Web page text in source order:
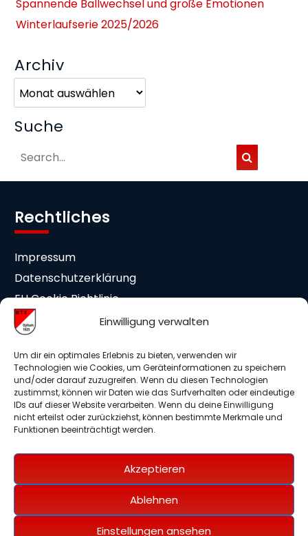
Einwilligung verwalten
Um dir ein optimales Erlebnis zu bieten, verwenden wir
Technologien wie Cookies, um Geräteinformationen zu speichern
und/oder darauf zuzugreifen. Wenn du diesen Technologien
zustimmst, können wir Daten wie das Surfverhalten oder eindeutige
IDs auf dieser Website verarbeiten. Wenn du deine Einwilligung
nicht erteilst oder zurückziehst, können bestimmte Merkmale und
Funktionen beeinträchtigt werden.
Akzeptieren
Ablehnen
Einstellungen ansehen
Spannende Ballwechsel und große Emotionen
Winterlaufserie 2025/2026
Archiv
Suche
Rechtliches
Impressum
Datenschutzerklärung
EU Cookie Richtlinie
Cookie-Einstellungen
Mitgliedschaft
Beitrittserklärung
Medieneinwilligung
Mitglieder Info DSGVO
Auslagenerstattung
Unterstütze uns
Spenden für unseren Verein